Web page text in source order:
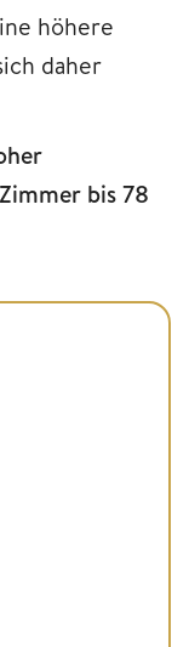
höhere
daher
bis 78